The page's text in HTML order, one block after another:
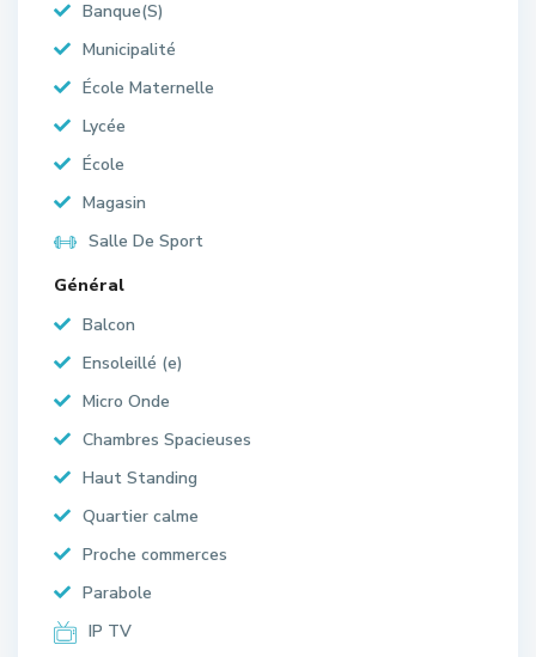
Banque(S)
Municipalité
École Maternelle
Lycée
École
Magasin
Salle De Sport
Général
Balcon
Ensoleillé (e)
Micro Onde
Chambres Spacieuses
Haut Standing
Quartier calme
Proche commerces
Parabole
IP TV